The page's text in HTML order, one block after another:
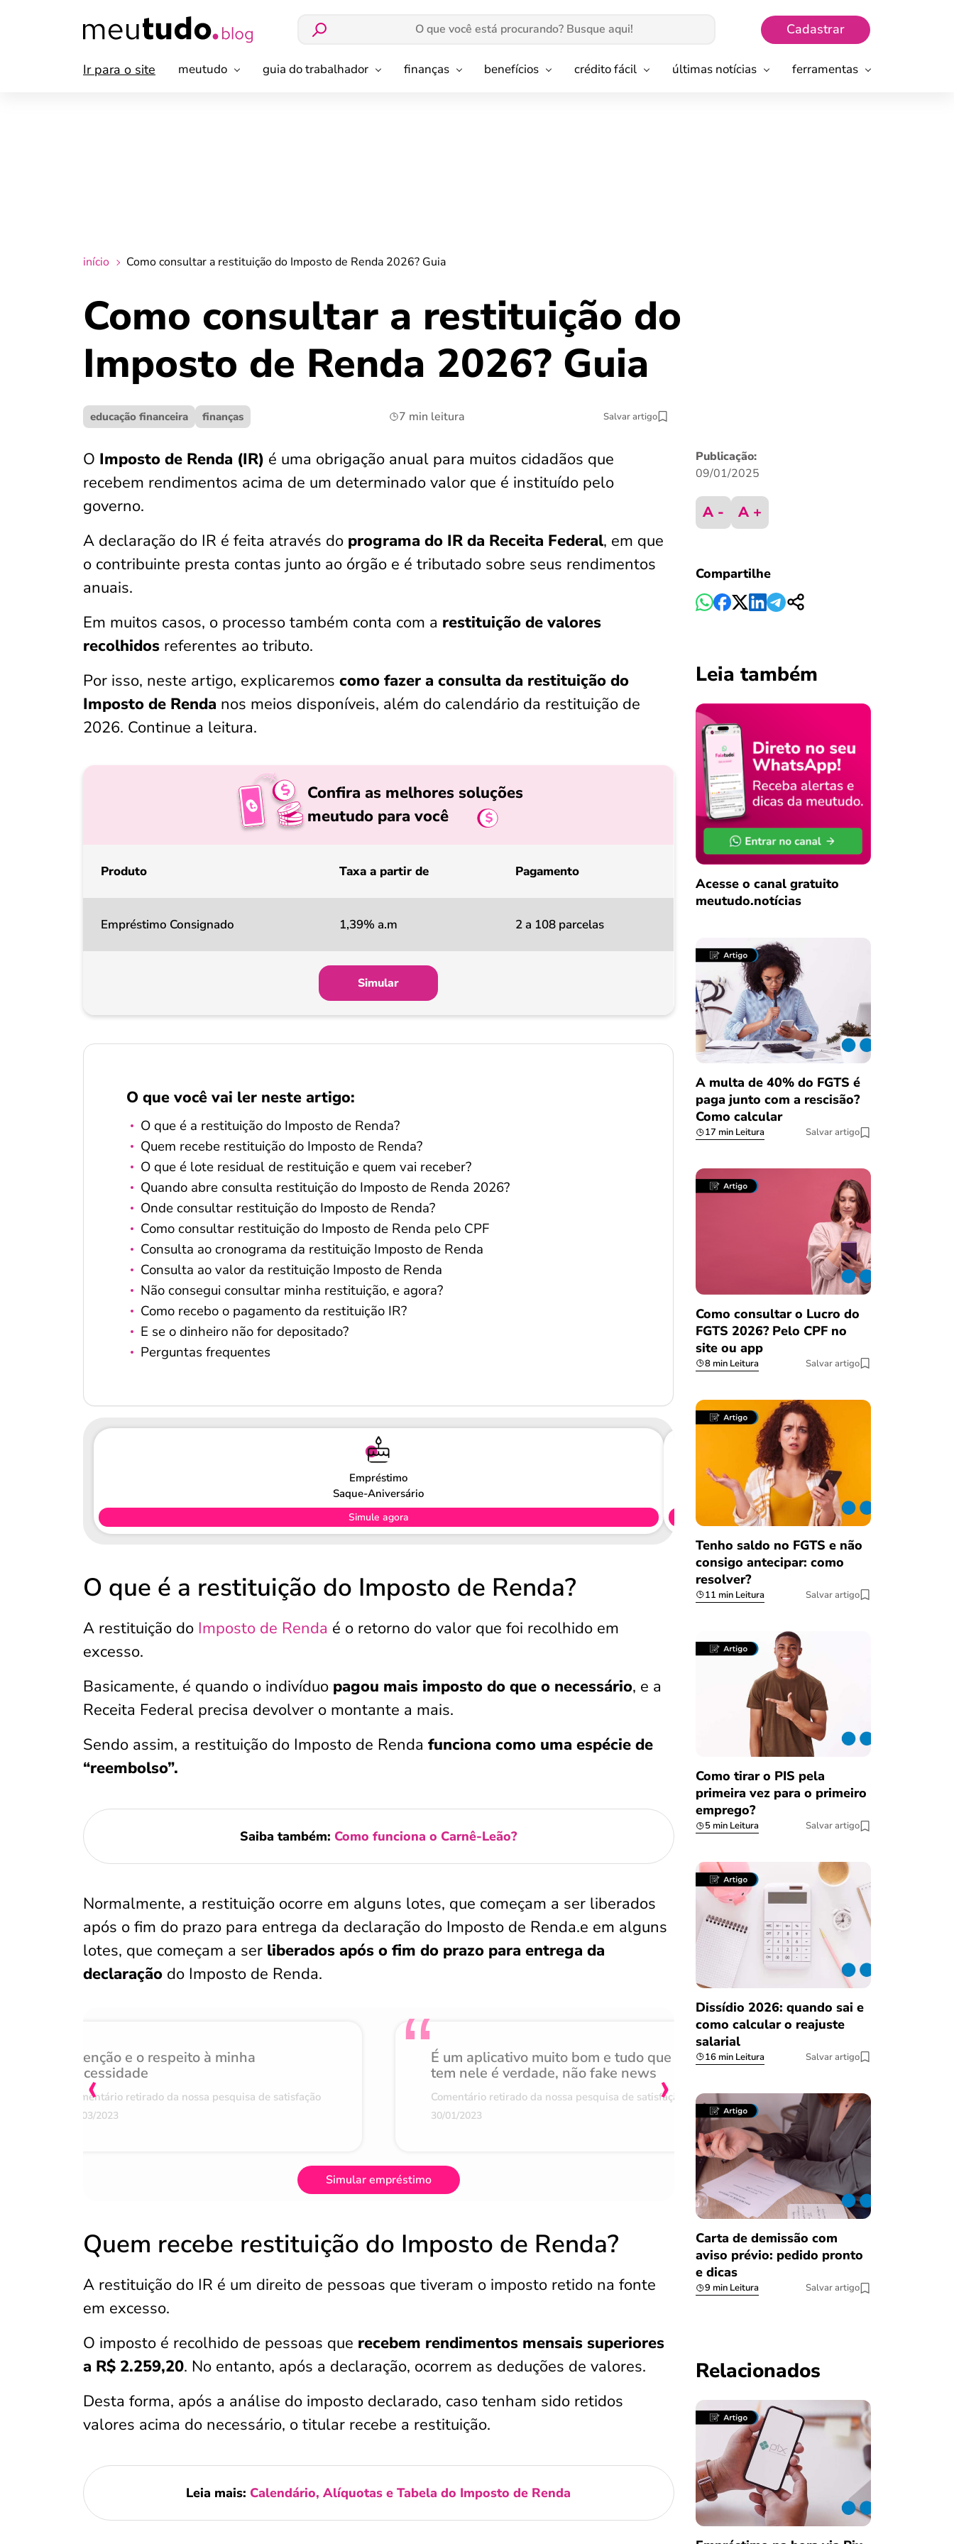
Cadastrar
Ir para o site meutudo guia do trabalhador finanças benefícios crédito fácil últimas notícias ferramentas
início Como consultar a restituição do Imposto de Renda 2026? Guia
Como consultar a restituição do
Imposto de Renda 2026? Guia
educação financeira finanças 7 min leitura Salvar artigo
O Imposto de Renda (IR) é uma obrigação anual para muitos cidadãos que
recebem rendimentos acima de um determinado valor que é instituído pelo
governo.
A declaração do IR é feita através do programa do IR da Receita Federal, em que
o contribuinte presta contas junto ao órgão e é tributado sobre seus rendimentos
anuais.
Em muitos casos, o processo também conta com a restituição de valores
recolhidos referentes ao tributo.
Por isso, neste artigo, explicaremos como fazer a consulta da restituição do
Imposto de Renda nos meios disponíveis, além do calendário da restituição de
2026. Continue a leitura.
Confira as melhores soluções
meutudo para você
Produto Taxa a partir de Pagamento
Empréstimo Consignado 1,39% a.m 2 a 108 parcelas
Simular
O que você vai ler neste artigo:
O que é a restituição do Imposto de Renda?
Quem recebe restituição do Imposto de Renda?
O que é lote residual de restituição e quem vai receber?
Quando abre consulta restituição do Imposto de Renda 2026?
Onde consultar restituição do Imposto de Renda?
Como consultar restituição do Imposto de Renda pelo CPF
Consulta ao cronograma da restituição Imposto de Renda
Consulta ao valor da restituição Imposto de Renda
Não consegui consultar minha restituição, e agora?
Como recebo o pagamento da restituição IR?
E se o dinheiro não for depositado?
Perguntas frequentes
Empréstimo
Saque-Aniversário
Simule agora
O que é a restituição do Imposto de Renda?
A restituição do Imposto de Renda é o retorno do valor que foi recolhido em
excesso.
Basicamente, é quando o indivíduo pagou mais imposto do que o necessário, e a
Receita Federal precisa devolver o montante a mais.
Sendo assim, a restituição do Imposto de Renda funciona como uma espécie de
“reembolso”.
Saiba também: Como funciona o Carnê-Leão?
Normalmente, a restituição ocorre em alguns lotes, que começam a ser liberados
após o fim do prazo para entrega da declaração do Imposto de Renda.e em alguns
lotes, que começam a ser liberados após o fim do prazo para entrega da
declaração do Imposto de Renda.
Atenção e o respeito à minha
necessidade
Comentário retirado da nossa pesquisa de satisfação
07/03/2023
É um aplicativo muito bom e tudo que
tem nele é verdade, não fake news
Comentário retirado da nossa pesquisa de satisfação
30/01/2023
Achei muito rápido,
Comentário retirado da nossa
08/03/2023
‹ ›
Simular empréstimo
Quem recebe restituição do Imposto de Renda?
A restituição do IR é um direito de pessoas que tiveram o imposto retido na fonte
em excesso.
O imposto é recolhido de pessoas que recebem rendimentos mensais superiores
a R$ 2.259,20. No entanto, após a declaração, ocorrem as deduções de valores.
Desta forma, após a análise do imposto declarado, caso tenham sido retidos
valores acima do necessário, o titular recebe a restituição.
Leia mais: Calendário, Alíquotas e Tabela do Imposto de Renda
Publicação:
09/01/2025
A - A +
Compartilhe
Leia também
Acesse o canal gratuito
meutudo.notícias
A multa de 40% do FGTS é
paga junto com a rescisão?
Como calcular
17 min Leitura Salvar artigo
Como consultar o Lucro do
FGTS 2026? Pelo CPF no
site ou app
8 min Leitura Salvar artigo
Tenho saldo no FGTS e não
consigo antecipar: como
resolver?
11 min Leitura Salvar artigo
Como tirar o PIS pela
primeira vez para o primeiro
emprego?
5 min Leitura Salvar artigo
Dissídio 2026: quando sai e
como calcular o reajuste
salarial
16 min Leitura Salvar artigo
Carta de demissão com
aviso prévio: pedido pronto
e dicas
9 min Leitura Salvar artigo
Relacionados